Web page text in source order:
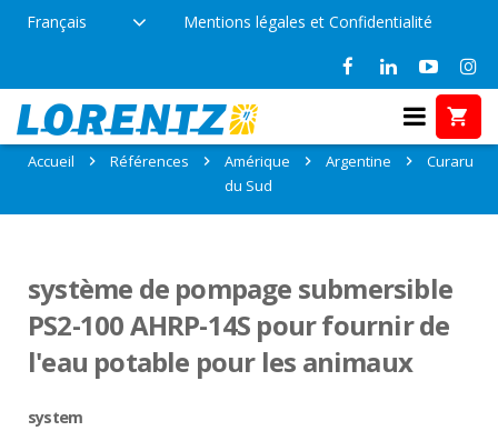
Français Mentions légales et Confidentialité
Références: Curaru, Argentine
Accueil Références
Amérique
du Sud
Argentine Curaru
système de pompage submersible
PS2-100 AHRP-14S pour fournir de
l'eau potable pour les animaux
system